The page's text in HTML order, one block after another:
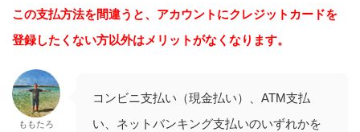
この支払方法を間違うと、アカウントにクレジットカードを
登録したくない方以外はメリットがなくなります。
ももたろ
コンビニ支払い（現金払い）、ATM支払
い、ネットバンキング支払いのいずれかを